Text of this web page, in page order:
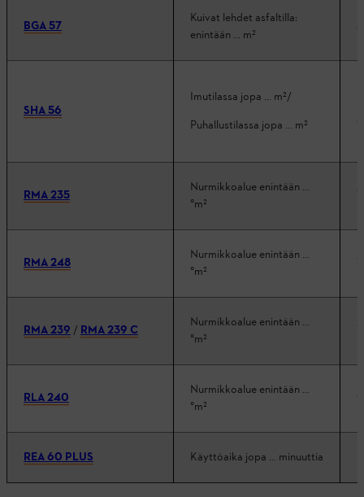
BGA 57
Kuivat lehdet asfaltilla:
enintään ... m²
SHA 56
Imutilassa jopa ... m²/
Puhallustilassa jopa ... m²
RMA 235
Nurmikkoalue enintään …
°m²
RMA 248
Nurmikkoalue enintään …
°m²
RMA 239 / RMA 239 C
Nurmikkoalue enintään …
°m²
RLA 240
Nurmikkoalue enintään …
°m²
REA 60 PLUS Käyttöaika jopa … minuuttia